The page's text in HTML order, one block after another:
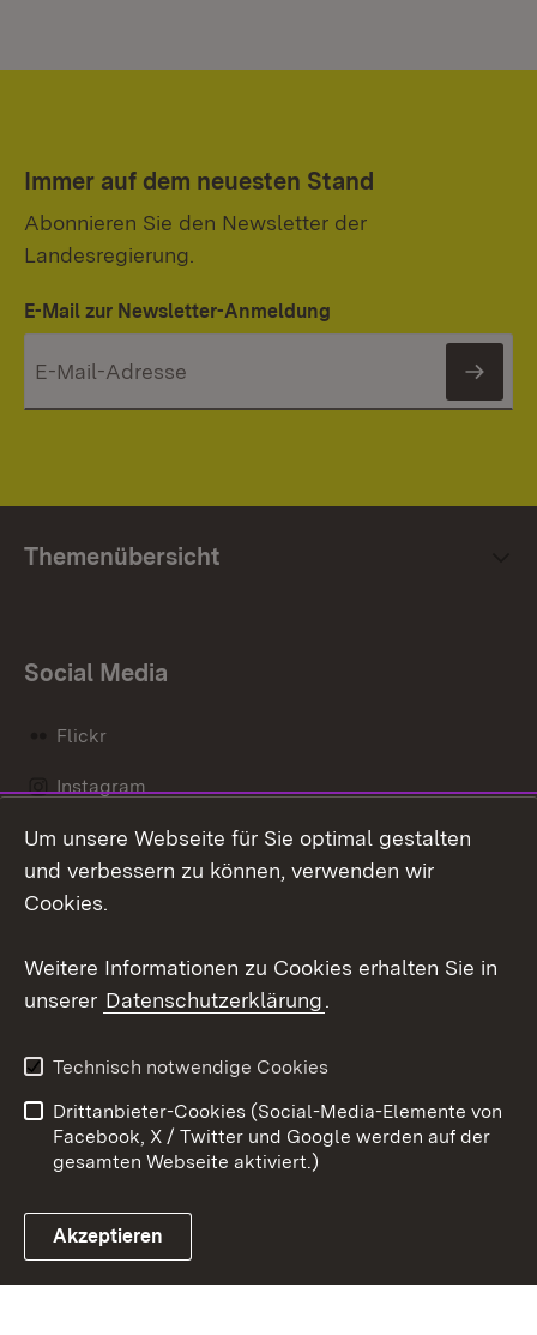
Immer auf dem neuesten Stand
Abonnieren Sie den Newsletter der
Landesregierung.
E-Mail zur Newsletter-Anmeldung
Themenübersicht
Social Media
Flickr
Instagram
Social Wall
Link zum Landesportal
Barrierefreiheit
Benutzungshinweise
Impressum
Cookies
Um unsere Webseite für Sie optimal gestalten
und verbessern zu können, verwenden wir
Cookies.
Weitere Informationen zu Cookies erhalten Sie in
unserer Datenschutzerklärung.
Technisch notwendige Cookies
Drittanbieter-Cookies (Social-Media-Elemente von
Facebook, X / Twitter und Google werden auf der
gesamten Webseite aktiviert.)
Akzeptieren